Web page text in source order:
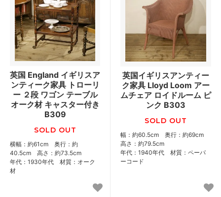
英国 England イギリスア
ンティーク家具 トローリ
ー ２段 ワゴン テーブル
オーク材 キャスター付き
B309
SOLD OUT
横幅：約61cm 奥行：約
40.5cm 高さ：約73.5cm
年代：1930年代 材質：オーク
材
英国イギリスアンティー
ク家具 Lloyd Loom アー
ムチェア ロイドルーム ピ
ンク B303
SOLD OUT
幅：約60.5cm 奥行：約69cm
高さ：約79.5cm
年代：1940年代 材質：ペーパ
ーコード